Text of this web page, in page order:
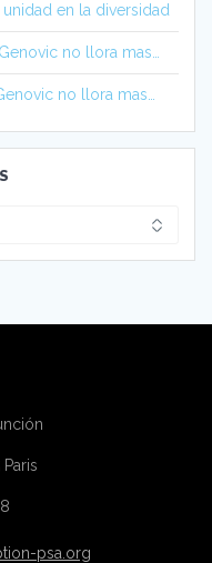
unidad en la diversidad
Genovic no llora mas…
no llora mas…
psa.org